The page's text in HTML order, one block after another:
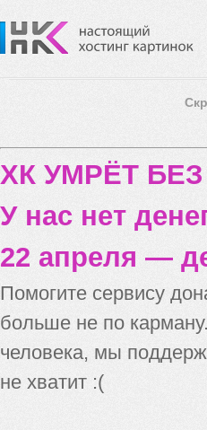
ХК УМРЁТ
У нас нет
22 апреля —
Помогите сервису
больше не по
человека, мы
не хватит :(